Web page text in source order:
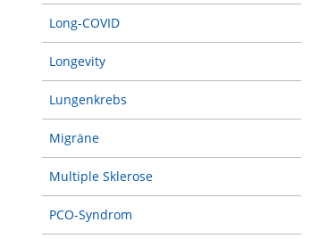
Long-COVID
Longevity
Lungenkrebs
Migräne
Multiple Sklerose
PCO-Syndrom